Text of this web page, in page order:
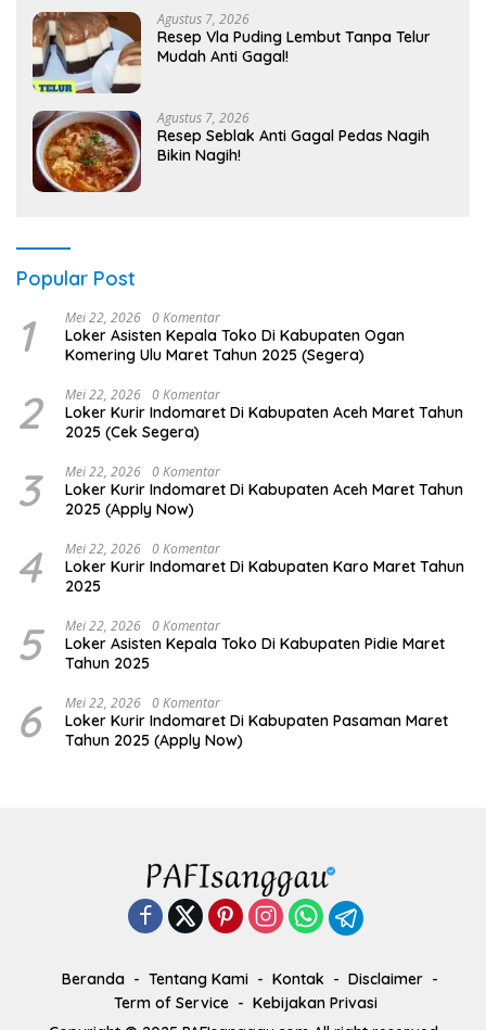
Agustus 7, 2026
Resep Vla Puding Lembut Tanpa Telur
Mudah Anti Gagal!
Agustus 7, 2026
Resep Seblak Anti Gagal Pedas Nagih
Bikin Nagih!
Popular Post
1 Mei 22, 2026 0 Komentar
Loker Asisten Kepala Toko Di Kabupaten Ogan
Komering Ulu Maret Tahun 2025 (Segera)
2 Mei 22, 2026 0 Komentar
Loker Kurir Indomaret Di Kabupaten Aceh Maret Tahun
2025 (Cek Segera)
3 Mei 22, 2026 0 Komentar
Loker Kurir Indomaret Di Kabupaten Aceh Maret Tahun
2025 (Apply Now)
4 Mei 22, 2026 0 Komentar
Loker Kurir Indomaret Di Kabupaten Karo Maret Tahun
2025
5 Mei 22, 2026 0 Komentar
Loker Asisten Kepala Toko Di Kabupaten Pidie Maret
Tahun 2025
6 Mei 22, 2026 0 Komentar
Loker Kurir Indomaret Di Kabupaten Pasaman Maret
Tahun 2025 (Apply Now)
Beranda Tentang Kami Kontak
Disclaimer
Term of Service
Kebijakan Privasi